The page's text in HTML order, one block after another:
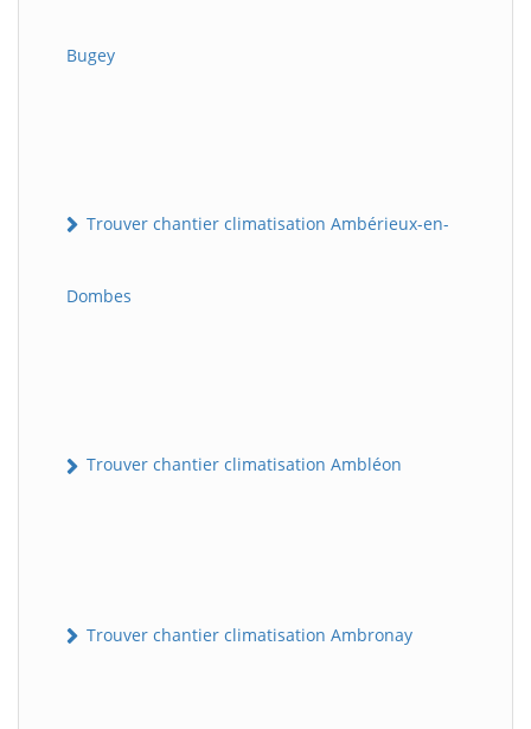
Bugey
Trouver chantier climatisation Ambérieux-en-
Dombes
Trouver chantier climatisation Ambléon
Trouver chantier climatisation Ambronay